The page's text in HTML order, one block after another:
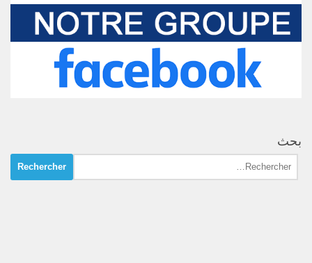
بحث
Rechercher :